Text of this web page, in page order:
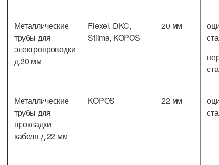
Металлические
трубы для
электропроводки
д.20 мм
Flexel, DKC,
Stilma, KOPOS
20 мм
Металлические
трубы для
прокладки
кабеля д.22 мм
KOPOS 22 мм